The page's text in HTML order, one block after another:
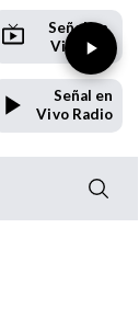
Señal en
Vivo TV
Señal en
Vivo Radio